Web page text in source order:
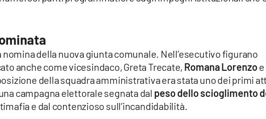
nomina della nuova giunta comunale. Nell’esecutivo figurano
anche come vicesindaco, Greta Trecate, Romana Lorenzoe
della squadra amministrativa era stata uno dei primi
campagna elettorale segnata dal peso dello scioglimento
e dal contenzioso sull’incandidabilità.